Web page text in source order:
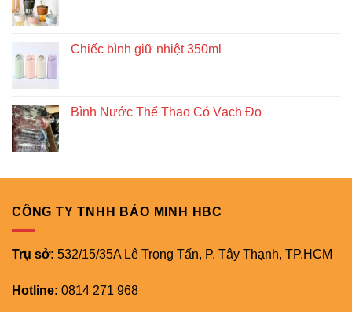
Chiếc bình giữ nhiệt 350ml
Bình Nước Thể Thao Có Vạch Đo
CÔNG TY TNHH BẢO MINH HBC
Trụ sở: 532/15/35A Lê Trọng Tấn, P. Tây Thạnh, TP.HCM
Hotline: 0814 271 968